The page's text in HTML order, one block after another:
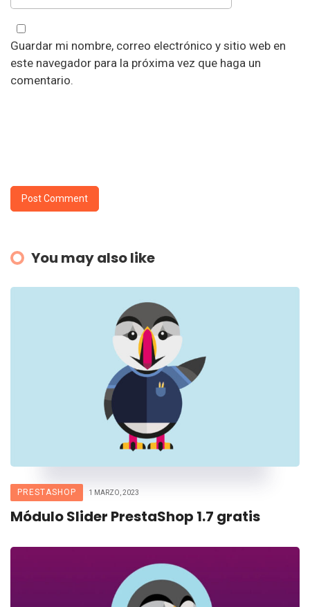
Guardar mi nombre, correo electrónico y sitio web en
este navegador para la próxima vez que haga un
comentario.
You may also like
PRESTASHOP 1 MARZO, 2023
Módulo Slider PrestaShop 1.7 gratis